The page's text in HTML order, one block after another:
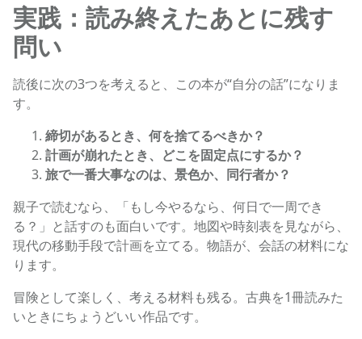
実践：読み終えたあとに残す
問い
読後に次の3つを考えると、この本が“自分の話”になりま
す。
締切があるとき、何を捨てるべきか？
計画が崩れたとき、どこを固定点にするか？
旅で一番大事なのは、景色か、同行者か？
親子で読むなら、「もし今やるなら、何日で一周でき
る？」と話すのも面白いです。地図や時刻表を見ながら、
現代の移動手段で計画を立てる。物語が、会話の材料にな
ります。
冒険として楽しく、考える材料も残る。古典を1冊読みた
いときにちょうどいい作品です。